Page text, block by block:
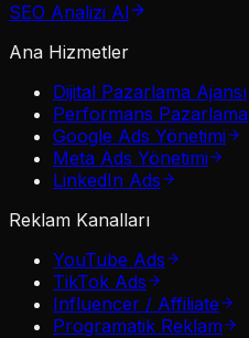
SEO Analizi Al
Ana Hizmetler
Dijital Pazarlama Ajansı
Performans Pazarlama
Google Ads Yönetimi
Meta Ads Yönetimi
LinkedIn Ads
Reklam Kanalları
YouTube Ads
TikTok Ads
Influencer / Affiliate
Programatik Reklam